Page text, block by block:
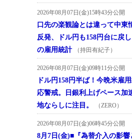
2026年08月07日(金)15時43分公開
口先の楽観論とは違って中東
反発、ドル円も158円台に戻
の雇用統計
（持田有紀子）
2026年08月07日(金)09時11分公開
ドル円158円半ば！今晩米雇
応警戒。日銀利上げペース加
地ならしに注目。
（ZERO）
2026年08月07日(金)06時45分公開
8月7日(金)■『為替介入の影